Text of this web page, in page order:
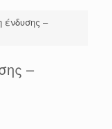
ένδυσης –
–